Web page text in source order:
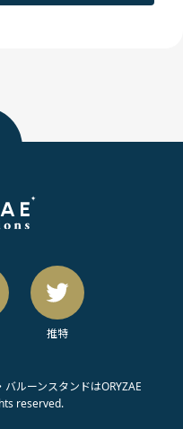
推特
ルーンスタンドはORYZAE
reserved.